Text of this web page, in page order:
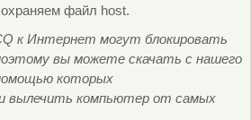
файл host.
к Интернет могут блокировать
вы можете скачать с нашего
которых
и вылечить компьютер от самых